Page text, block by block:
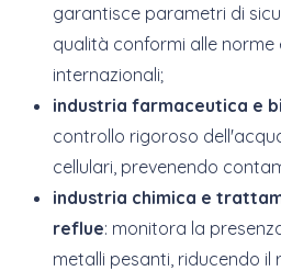
garantisce parametri di
qualità conformi alle norme
internazionali;
industria farmaceutica e
controllo rigoroso
cellulari, prevenendo
industria chimica e
reflue: monitora la
metalli pesanti, riducendo il